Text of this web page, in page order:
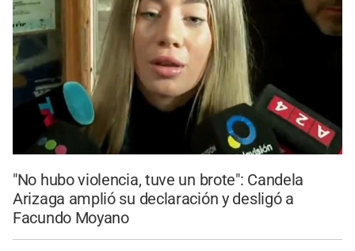
"No hubo violencia, tuve un brote": Candela
Arizaga amplió su declaración y desligó a
Facundo Moyano